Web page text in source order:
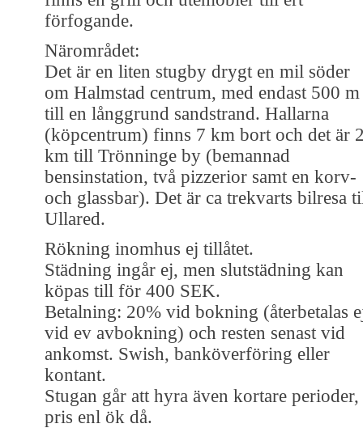
förfogande.
Närområdet:
Det är en liten stugby drygt en mil söder
om Halmstad centrum, med endast 500 m
till en långgrund sandstrand. Hallarna
(köpcentrum) finns 7 km bort och det är
km till Trönninge by (bemannad
bensinstation, två pizzerior samt en korv-
och glassbar). Det är ca trekvarts bilresa
Ullared.
Rökning inomhus ej tillåtet.
Städning ingår ej, men slutstädning kan
köpas till för 400 SEK.
Betalning: 20% vid bokning (återbetalas
vid ev avbokning) och resten senast vid
ankomst. Swish, banköverföring eller
kontant.
Stugan går att hyra även kortare perioder,
pris enl ök då.